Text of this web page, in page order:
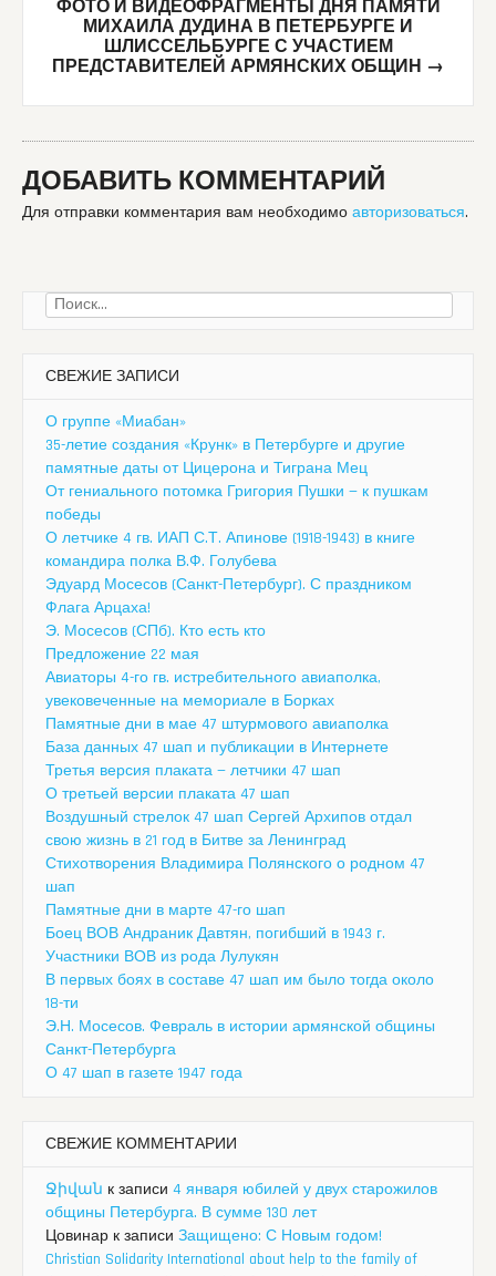
ФОТО И ВИДЕОФРАГМЕНТЫ ДНЯ ПАМЯТИ
МИХАИЛА ДУДИНА В ПЕТЕРБУРГЕ И
ШЛИССЕЛЬБУРГЕ С УЧАСТИЕМ
ПРЕДСТАВИТЕЛЕЙ АРМЯНСКИХ ОБЩИН →
ДОБАВИТЬ КОММЕНТАРИЙ
Для отправки комментария вам необходимо авторизоваться.
Найти:
СВЕЖИЕ ЗАПИСИ
О группе «Миабан»
35-летие создания «Крунк» в Петербурге и другие
памятные даты от Цицерона и Тиграна Мец
От гениального потомка Григория Пушки — к пушкам
победы
О летчике 4 гв. ИАП С.Т. Апинове (1918-1943) в книге
командира полка В.Ф. Голубева
Эдуард Мосесов (Санкт-Петербург). С праздником
Флага Арцаха!
Э. Мосесов (СПб). Кто есть кто
Предложение 22 мая
Авиаторы 4-го гв. истребительного авиаполка,
увековеченные на мемориале в Борках
Памятные дни в мае 47 штурмового авиаполка
База данных 47 шап и публикации в Интернете
Третья версия плаката — летчики 47 шап
О третьей версии плаката 47 шап
Воздушный стрелок 47 шап Сергей Архипов отдал
свою жизнь в 21 год в Битве за Ленинград
Стихотворения Владимира Полянского о родном 47
шап
Памятные дни в марте 47-го шап
Боец ВОВ Андраник Давтян, погибший в 1943 г.
Участники ВОВ из рода Лулукян
В первых боях в составе 47 шап им было тогда около
18-ти
Э.Н. Мосесов. Февраль в истории армянской общины
Санкт-Петербурга
О 47 шап в газете 1947 года
СВЕЖИЕ КОММЕНТАРИИ
Ջիվան к записи 4 января юбилей у двух старожилов
общины Петербурга. В сумме 130 лет
Цовинар к записи Защищено: С Новым годом!
Christian Solidarity International about help to the family of